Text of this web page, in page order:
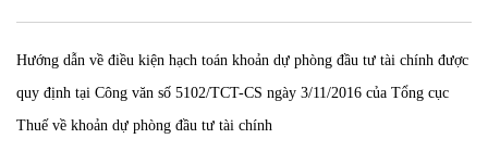
Hướng dẫn về điều kiện hạch toán khoản dự phòng đầu tư tài chính được
quy định tại Công văn số 5102/TCT-CS ngày 3/11/2016 của Tổng cục
Thuế về khoản dự phòng đầu tư tài chính